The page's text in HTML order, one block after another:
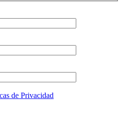
de Privacidad